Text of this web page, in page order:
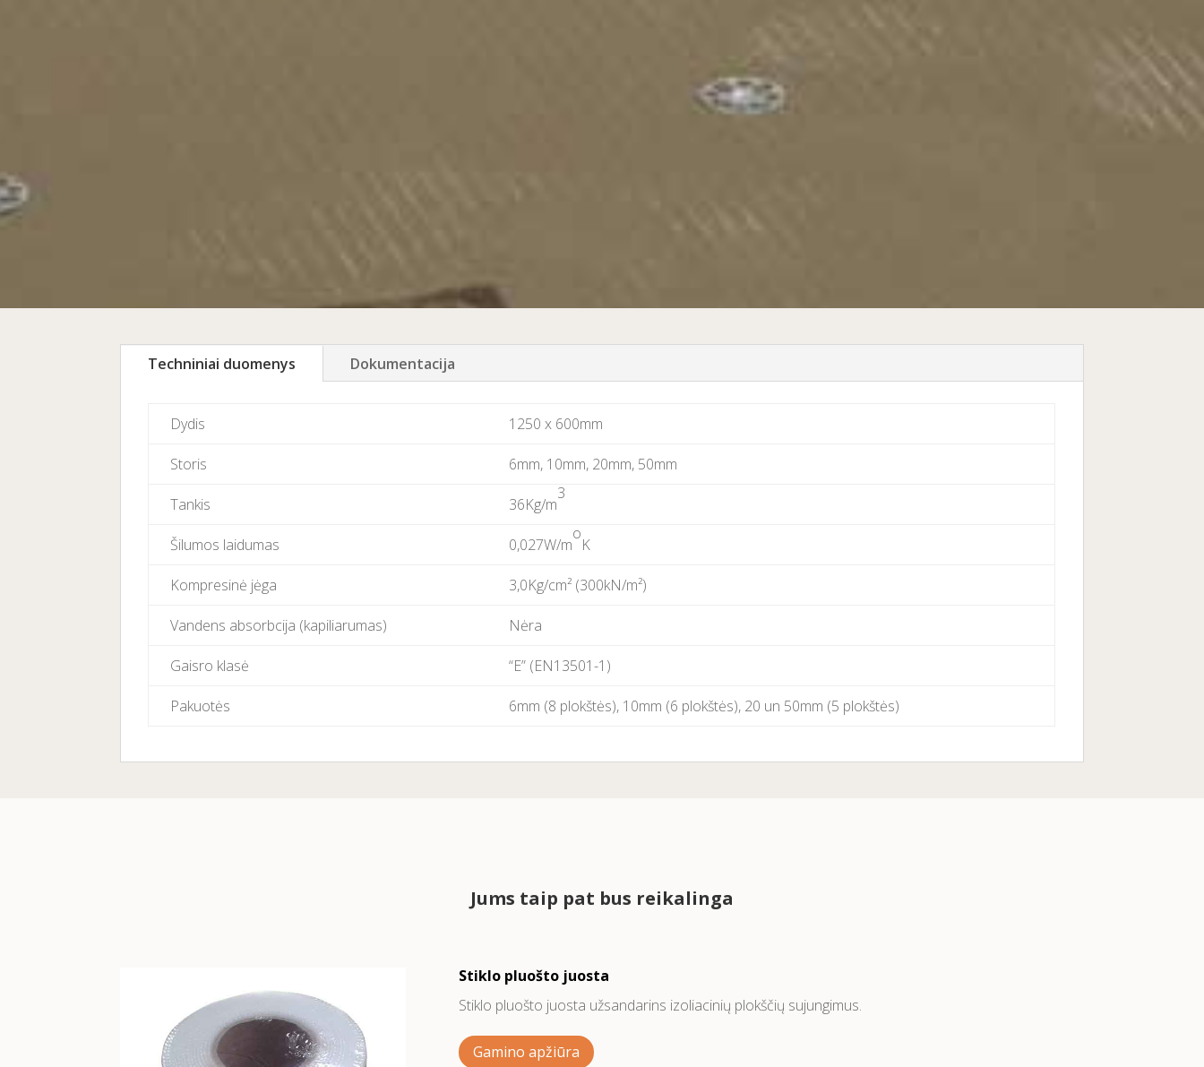
Techniniai duomenys Dokumentacija
Dydis 1250 x 600mm
Storis 6mm, 10mm, 20mm, 50mm
Tankis 36Kg/m
3
Šilumos laidumas 0,027W/m
o
K
Kompresinė jėga 3,0Kg/cm² (300kN/m²)
Vandens absorbcija (kapiliarumas) Nėra
Gaisro klasė “E” (EN13501-1)
Pakuotės 6mm (8 plokštės), 10mm (6 plokštės), 20 un 50mm (5 plokštės)
Jums taip pat bus reikalinga
Stiklo pluošto juosta
Stiklo pluošto juosta užsandarins izoliacinių plokščių sujungimus.
Gamino apžiūra